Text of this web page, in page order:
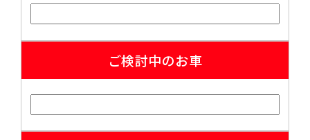
ご検討中のお車